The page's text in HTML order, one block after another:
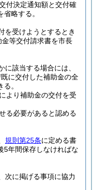
付決定通知額と交付確
省略する。
を受けようとするとき
金等交付請求書を市長
に該当する場合には、
に交付した補助金の全
。
より補助金の交付を受
る必要があると認める
規則第25条に定める書
5年間保存しなければな
次に掲げる事項に協力